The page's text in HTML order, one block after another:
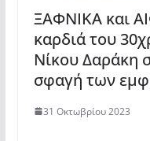
ΞΑΦΝΙΚΑ και
καρδιά του
Νίκου Δαράκη
σφαγή των
31 Οκτωβρίου 2023